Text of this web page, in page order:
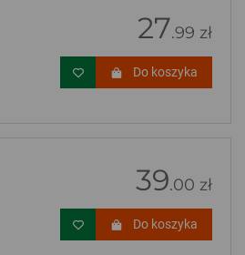
27.99 zł
Do koszyka
39.00 zł
Do koszyka